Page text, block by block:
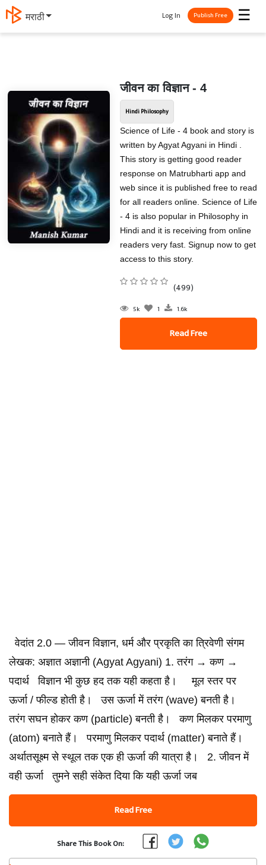
मराठी ☰
Log In Publish Free
जीवन का विज्ञान - 4
Hindi Philosophy
Science of Life - 4 book and story is
written by Agyat Agyani in Hindi .
This story is getting good reader
response on Matrubharti app and
web since it is published free to read
for all readers online. Science of Life
- 4 is also popular in Philosophy in
Hindi and it is receiving from online
readers very fast. Signup now to get
access to this story.
(499)
5k 1 1.6k
Read Free
वेदांत 2.0 — जीवन विज्ञान, धर्म और प्रकृति का त्रिवेणी संगम
लेखक: अज्ञात अज्ञानी (Agyat Agyani) 1. तरंग → कण →
पदार्थ विज्ञान भी कुछ हद तक यही कहता है। मूल स्तर पर
ऊर्जा / फील्ड होती है। उस ऊर्जा में तरंग (wave) बनती है।
तरंग सघन होकर कण (particle) बनती है। कण मिलकर परमाणु
(atom) बनाते हैं। परमाणु मिलकर पदार्थ (matter) बनाते हैं।
अर्थातसूक्ष्म से स्थूल तक एक ही ऊर्जा की यात्रा है। 2. जीवन में
वही ऊर्जा तुमने सही संकेत दिया कि यही ऊर्जा जब
Read Free
Share This Book On: